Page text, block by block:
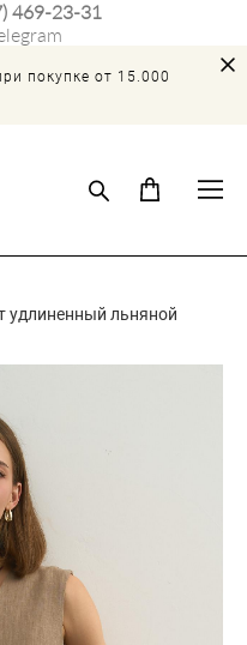
469-23-31
покупке от 15.000
удлиненный льняной